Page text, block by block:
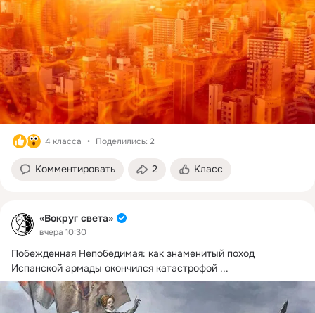
4 класса Поделились: 2
Комментировать 2 Класс
«Вокруг света»
вчера 10:30
Побежденная Непобедимая: как знаменитый поход
Испанской армады окончился катастрофой ...